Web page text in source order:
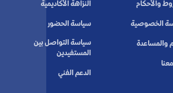
والأحكام
الخصوصية
والمساعدة
النزاهة الأكاديمية
سياسة الحضور
سياسة التواصل بين
المستفيدين
الدعم الفني